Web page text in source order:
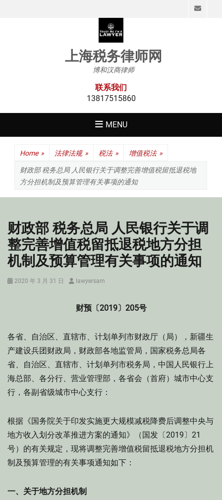
上海税务律师网
博和汉商律师
联系我们
13817515860
MENU
Home » 法律法规 » 税法 » 增值税法 »
财政部 税务总局 人民银行关于调整完善增值税留抵退税地
方分担机制及预算管理有关事项的通知
财政部 税务总局 人民银行关于调
整完善增值税留抵退税地方分担
机制及预算管理有关事项的通知
Posted
2020 年 3 月 31 日 Authorlawyersam
财预〔2019〕205号
各省、自治区、直辖市、计划单列市财政厅（局），新疆生
产建设兵团财政局，财政部各地监管局，国家税务总局各
省、自治区、直辖市、计划单列市税务局，中国人民银行上
海总部、各分行、营业管理部，各省会（首府）城市中心支
行，各副省级城市中心支行：
根据《国务院关于印发实施更大规模减税降费后调整中央与
地方收入划分改革推进方案的通知》（国发〔2019〕21
号）的有关规定，现将调整完善增值税留抵退税地方分担机
制及预算管理的有关事项通知如下：
一、关于地方分担机制